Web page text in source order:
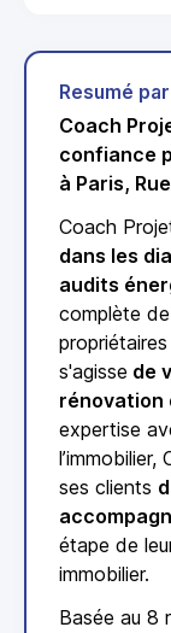
Resumé par
Coach
confiance
à Paris,
Coach
dans les
audits
complète
s'agisse de
rénovation
expertise
ses clients
étape de
immobilier.
Basée au 8